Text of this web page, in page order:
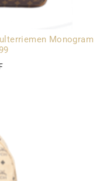
Monogram